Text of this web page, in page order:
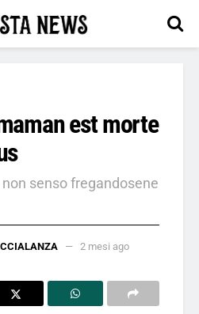
est morte
senso fregandosene
2 mesi ago